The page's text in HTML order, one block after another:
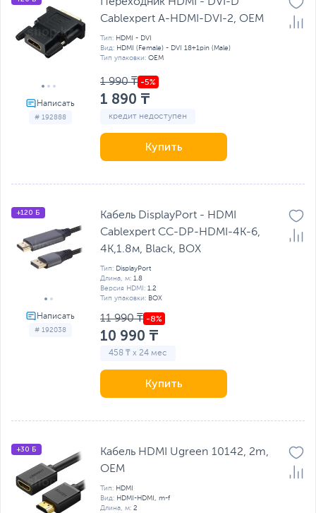
# 192888
Переходник HDMI - DVI-D
Cablexpert A-HDMI-DVI-2, OEM
Тип: HDMI - DVI
Вид: HDMI (Female) - DVI 18+1pin (Male)
Тип упаковки: OEM
1 990 ₸
1 890 ₸
кредит недоступен
Купить
# 192038
+120 Б
Кабель DisplayPort - HDMI
Cablexpert CC-DP-HDMI-4K-6,
4K,1.8м, Black, BOX
Тип: DisplayPort
Длина, м: 1.8
Версия HDMI: 1.2
Тип упаковки: BOX
11 990 ₸
10 990 ₸
458 ₸ x 24 мес
Купить
+30 Б
Кабель HDMI Ugreen 10142, 2m,
OEM
Тип: HDMI
Вид: HDMI-HDMI, m-f
Длина, м: 2